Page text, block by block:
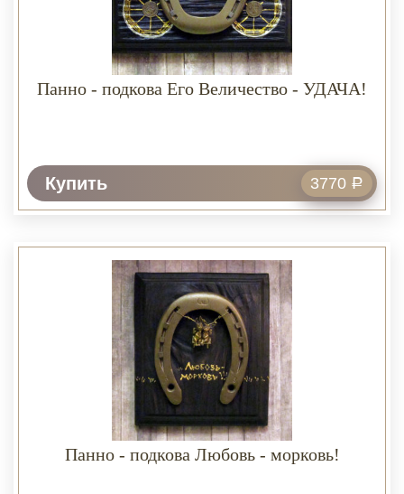
Панно - подкова Его Величество - УДАЧА!
Купить 3770 Р
Панно - подкова Любовь - морковь!